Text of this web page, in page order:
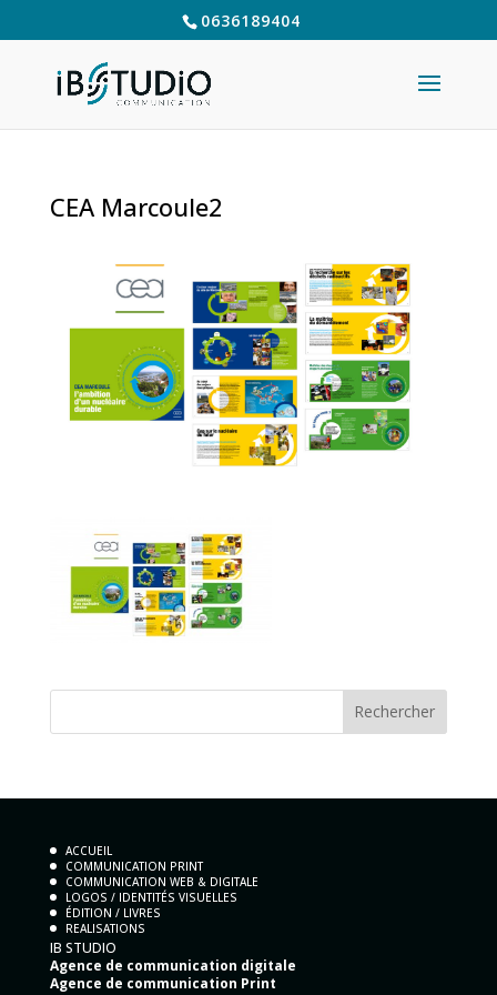
0636189404
CEA Marcoule2
ACCUEIL
COMMUNICATION PRINT
COMMUNICATION WEB & DIGITALE
LOGOS / IDENTITÉS VISUELLES
ÉDITION / LIVRES
REALISATIONS
IB STUDIO
Agence de communication digitale
Agence de communication Print